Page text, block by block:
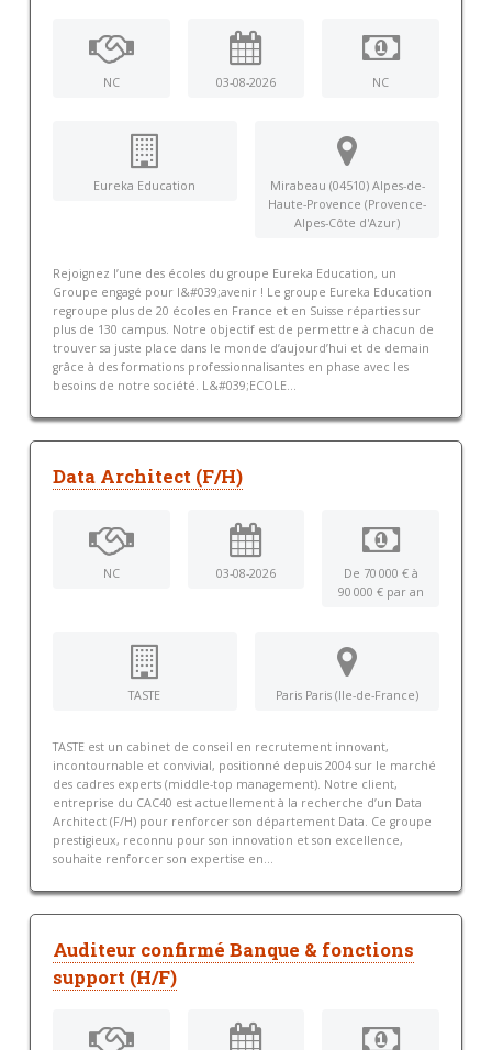
NC 03-08-2026 NC
Eureka Education
Mirabeau (04510) Alpes-de-
Haute-Provence (Provence-
Alpes-Côte d'Azur)
Rejoignez l’une des écoles du groupe Eureka Education, un
Groupe engagé pour l&#039;avenir ! Le groupe Eureka Education
regroupe plus de 20 écoles en France et en Suisse réparties sur
plus de 130 campus. Notre objectif est de permettre à chacun de
trouver sa juste place dans le monde d’aujourd’hui et de demain
grâce à des formations professionnalisantes en phase avec les
besoins de notre société. L&#039;ECOLE...
Data Architect (F/H)
NC 03-08-2026
De 70 000 € à
90 000 € par an
TASTE Paris Paris (Ile-de-France)
TASTE est un cabinet de conseil en recrutement innovant,
incontournable et convivial, positionné depuis 2004 sur le marché
des cadres experts (middle-top management). Notre client,
entreprise du CAC40 est actuellement à la recherche d’un Data
Architect (F/H) pour renforcer son département Data. Ce groupe
prestigieux, reconnu pour son innovation et son excellence,
souhaite renforcer son expertise en...
Auditeur confirmé Banque & fonctions
support (H/F)